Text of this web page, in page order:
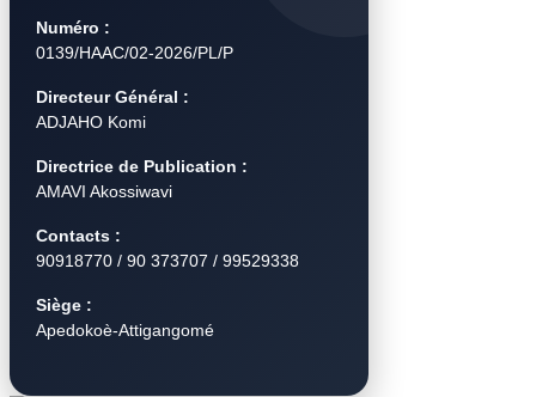
Numéro :
0139/HAAC/02-2026/PL/P
Directeur Général :
ADJAHO Komi
Directrice de Publication :
AMAVI Akossiwavi
Contacts :
90918770 / 90 373707 / 99529338
Siège :
Apedokoè-Attigangomé